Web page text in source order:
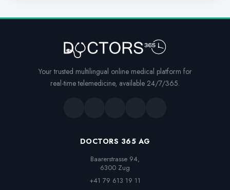
Your trusted multilingual online medical platform for
real-time telemedicine, available 24/7/365.
DOCTORS 365 AG
Baarerstrasse 94,
6300 Zug
+41 79 613 19 11